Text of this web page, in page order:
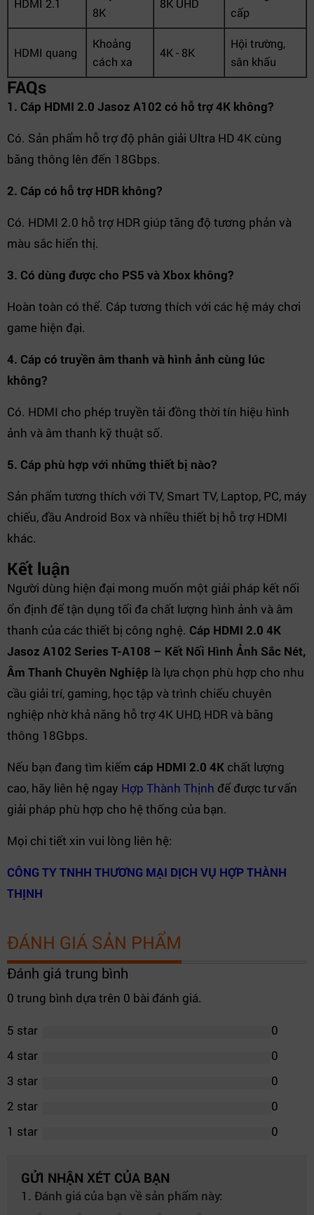
HDMI 2.1
8K
8K UHD
cấp
HDMI quang
Khoảng
cách xa
4K - 8K
Hội trường,
sân khấu
FAQs
1. Cáp HDMI 2.0 Jasoz A102 có hỗ trợ 4K không?
Có. Sản phẩm hỗ trợ độ phân giải Ultra HD 4K cùng
băng thông lên đến 18Gbps.
2. Cáp có hỗ trợ HDR không?
Có. HDMI 2.0 hỗ trợ HDR giúp tăng độ tương phản và
màu sắc hiển thị.
3. Có dùng được cho PS5 và Xbox không?
Hoàn toàn có thể. Cáp tương thích với các hệ máy chơi
game hiện đại.
4. Cáp có truyền âm thanh và hình ảnh cùng lúc
không?
Có. HDMI cho phép truyền tải đồng thời tín hiệu hình
ảnh và âm thanh kỹ thuật số.
5. Cáp phù hợp với những thiết bị nào?
Sản phẩm tương thích với TV, Smart TV, Laptop, PC, máy
chiếu, đầu Android Box và nhiều thiết bị hỗ trợ HDMI
khác.
Kết luận
Người dùng hiện đại mong muốn một giải pháp kết nối
ổn định để tận dụng tối đa chất lượng hình ảnh và âm
thanh của các thiết bị công nghệ. Cáp HDMI 2.0 4K
Jasoz A102 Series T-A108 – Kết Nối Hình Ảnh Sắc Nét,
Âm Thanh Chuyên Nghiệp là lựa chọn phù hợp cho nhu
cầu giải trí, gaming, học tập và trình chiếu chuyên
nghiệp nhờ khả năng hỗ trợ 4K UHD, HDR và băng
thông 18Gbps.
Nếu bạn đang tìm kiếm cáp HDMI 2.0 4K chất lượng
cao, hãy liên hệ ngay Hợp Thành Thịnh để được tư vấn
giải pháp phù hợp cho hệ thống của bạn.
Mọi chi tiết xin vui lòng liên hệ:
CÔNG TY TNHH THƯƠNG MẠI DỊCH VỤ HỢP THÀNH
THỊNH
ĐÁNH GIÁ SẢN PHẨM
Đánh giá trung bình
0 trung bình dựa trên 0 bài đánh giá.
5 star
0
4 star
0
3 star
0
2 star
0
1 star
0
GỬI NHẬN XÉT CỦA BẠN
1. Đánh giá của bạn về sản phẩm này: